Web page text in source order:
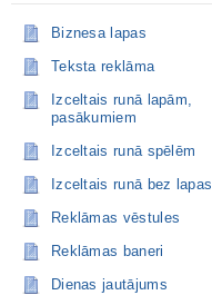
Biznesa lapas
Teksta reklāma
Izceltais runā lapām,
pasākumiem
Izceltais runā spēlēm
Izceltais runā bez lapas
Reklāmas vēstules
Reklāmas baneri
Dienas jautājums